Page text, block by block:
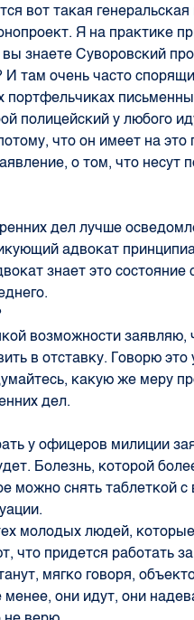
вот такая генеральская
Я на практике
знаете Суворовский
там очень часто
портфельчиках
полицейский у любого
что он имеет на это
о том, что несут
дел лучше
адвокат
знает это состояние
возможности заявляю,
в отставку. Говорю это
какую же меру
дел.
у офицеров милиции
Болезнь, которой
можно снять таблеткой
молодых людей,
что придется работать
мягко говоря,
они идут, они